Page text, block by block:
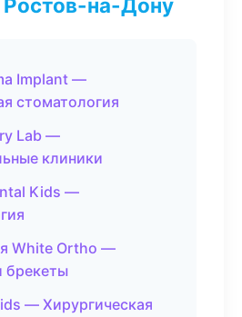
Ростов-на-Дону
Implant —
стоматология
Lab —
клиники
Kids —
White Ortho —
брекеты
— Хирургическая